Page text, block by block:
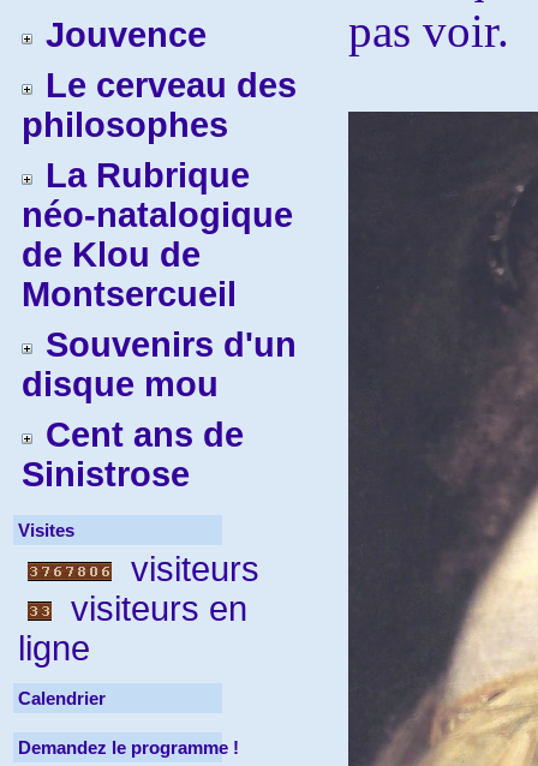
Jouvence
Le cerveau des
philosophes
La Rubrique
néo-natalogique
de Klou de
Montsercueil
Souvenirs d'un
disque mou
Cent ans de
Sinistrose
Visites
visiteurs
visiteurs en
ligne
Calendrier
Demandez le programme !
pas voir.